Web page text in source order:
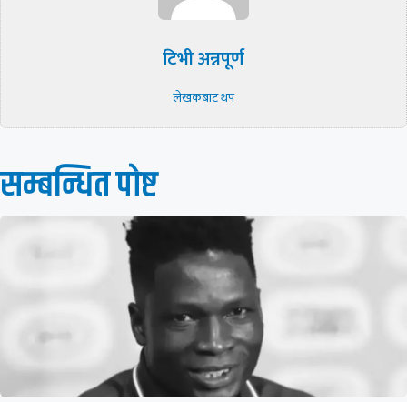
टिभी अन्नपूर्ण
लेखकबाट थप
सम्बन्धित पाेष्ट